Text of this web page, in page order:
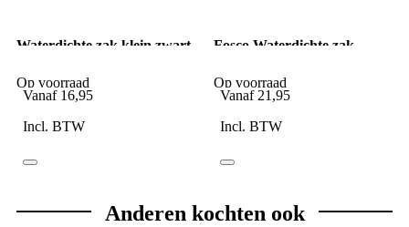
Waterdichte zak klein zwart
Op voorraad
Vanaf 16,95
Incl. BTW
Fosco Waterdichte zak
Op voorraad
Vanaf 21,95
Incl. BTW
Anderen kochten ook